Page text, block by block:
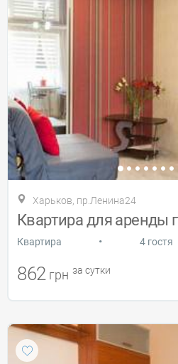
Харьков, пр.Ленина24
Квартира • 4 гостя
862 грн за сутки